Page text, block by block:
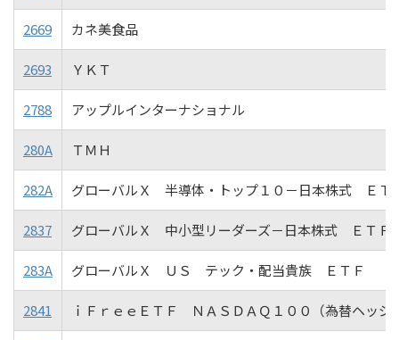
2669 カネ美食品
2693 ＹＫＴ
2788 アップルインターナショナル
280A ＴＭＨ
282A グローバルＸ 半導体・トップ１０－日本株式 ＥＴ
2837 グローバルＸ 中小型リーダーズ－日本株式 ＥＴＦ
283A グローバルＸ ＵＳ テック・配当貴族 ＥＴＦ
2841 ｉＦｒｅｅＥＴＦ ＮＡＳＤＡＱ１００（為替ヘッジ